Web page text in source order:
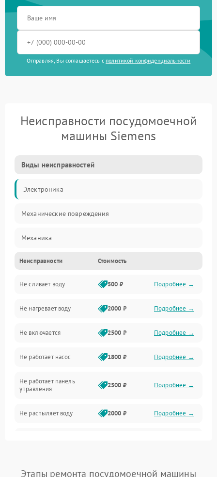
Отправляя, Вы соглашаетесь с политикой конфиденциальности
Неисправности посудомоечной
машины Siemens
Виды неисправностей
Электроника
Механические повреждения
Механика
Управление
Электропитание
Датчики
Нагрев
Вода
Гигиена
Программное обеспечение
Неисправности Стоимость
Не сливает воду 500 ₽ Подробнее →
Не нагревает воду 2000 ₽ Подробнее →
Не включается 2500 ₽ Подробнее →
Не работает насос 1800 ₽ Подробнее →
Не работает панель
управления
2500 ₽ Подробнее →
Не распыляет воду 2000 ₽ Подробнее →
Проблемы с набором
1800 ₽ Подробнее →
Этапы ремонта посудомоечной машины